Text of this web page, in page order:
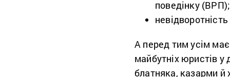
поведінку (ВРП);
А перед тим усім має
майбутніх юристів у
блатняка, казарми й